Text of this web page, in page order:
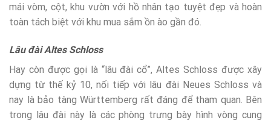
mái vòm, cột, khu vườn với hồ nhân tạo tuyệt đẹp và hoàn
toàn tách biệt với khu mua sắm ồn ào gần đó.
Lâu đài Altes Schloss
Hay còn được gọi là “lâu đài cổ”, Altes Schloss được xây
dựng từ thế kỷ 10, nối tiếp với lâu đài Neues Schloss và
nay là bảo tàng Württemberg rất đáng để tham quan. Bên
trong lâu đài này là các phòng trưng bày hình vòng cung